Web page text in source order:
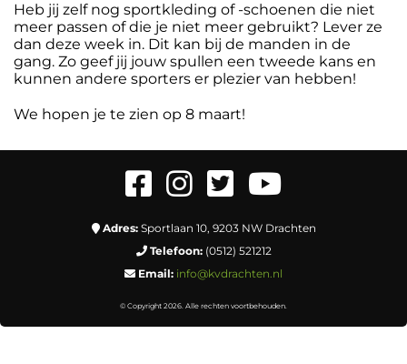
Heb jij zelf nog sportkleding of -schoenen die niet
meer passen of die je niet meer gebruikt? Lever ze
dan deze week in. Dit kan bij de manden in de
gang. Zo geef jij jouw spullen een tweede kans en
kunnen andere sporters er plezier van hebben!
We hopen je te zien op 8 maart!
Adres: Sportlaan 10, 9203 NW Drachten
Telefoon: (0512) 521212
Email: info@kvdrachten.nl
© Copyright 2026. Alle rechten voortbehouden.